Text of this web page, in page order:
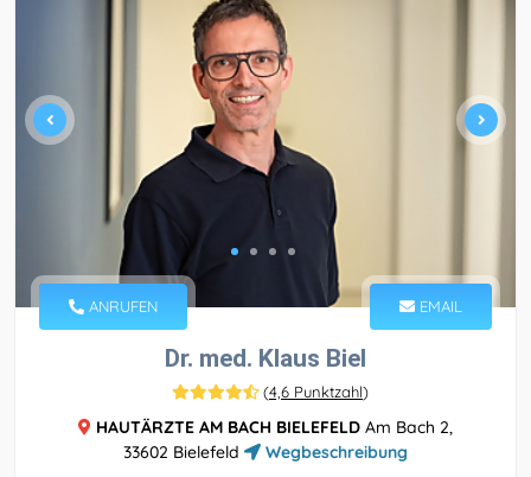
ANRUFEN EMAIL
Dr. med. Klaus Biel
(4,6 Punktzahl)
HAUTÄRZTE AM BACH BIELEFELD Am Bach 2,
33602 Bielefeld
Wegbeschreibung